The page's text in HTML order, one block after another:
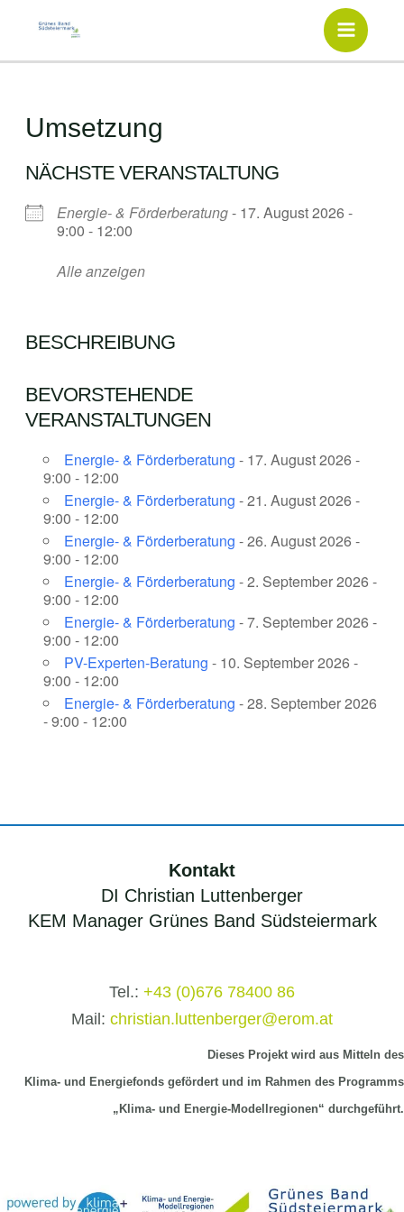
springen
springen
Main
Umsetzung
NÄCHSTE VERANSTALTUNG
Energie- & Förderberatung- 17. August 2026 -
9:00 - 12:00
Alle anzeigen
BESCHREIBUNG
BEVORSTEHENDE
VERANSTALTUNGEN
Energie- & Förderberatung - 17. August 2026 -
9:00 - 12:00
Energie- & Förderberatung - 21. August 2026 -
9:00 - 12:00
Energie- & Förderberatung - 26. August 2026 -
9:00 - 12:00
Energie- & Förderberatung - 2. September 2026 -
9:00 - 12:00
Energie- & Förderberatung - 7. September 2026 -
9:00 - 12:00
PV-Experten-Beratung - 10. September 2026 -
9:00 - 12:00
Energie- & Förderberatung - 28. September 2026
- 9:00 - 12:00
Kontakt
DI Christian Luttenberger
KEM Manager Grünes Band Südsteiermark
Tel.: +43 (0)676 78400 86
Mail: christian.luttenberger@erom.at
Dieses Projekt wird aus Mitteln des
Klima- und Energiefonds gefördert und im Rahmen des Programms
„Klima- und Energie-Modellregionen“ durchgeführt.